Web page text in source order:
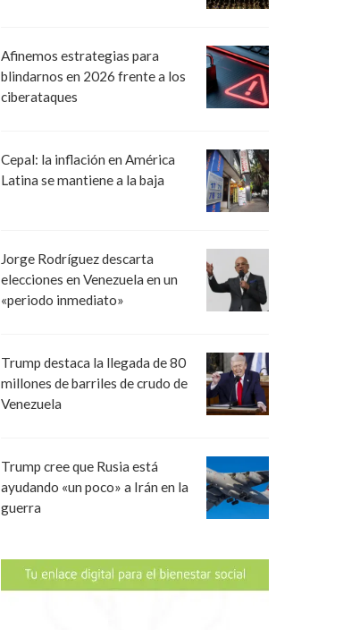
Afinemos estrategias para
blindarnos en 2026 frente a los
ciberataques
Cepal: la inflación en América
Latina se mantiene a la baja
Jorge Rodríguez descarta
elecciones en Venezuela en un
«periodo inmediato»
Trump destaca la llegada de 80
millones de barriles de crudo de
Venezuela
Trump cree que Rusia está
ayudando «un poco» a Irán en la
guerra